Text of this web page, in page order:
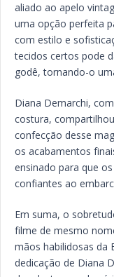
aliado ao apelo
uma opção perfeita
com estilo e
tecidos certos pode
godê, tornando-o
Diana Demarchi,
costura,
confecção desse
os acabamentos
ensinado para que
confiantes ao
Em suma, o
filme de mesmo
mãos habilidosas da
dedicação de Diana